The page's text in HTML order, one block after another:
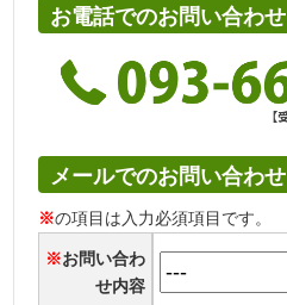
お電話でのお問い合わせ
メールでのお問い合わせ
※の項目は入力必須項目です。
※お問い合わ
せ内容